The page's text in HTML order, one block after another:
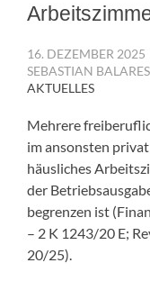
16. DEZEMBER 2025
SEBASTIAN
AKTUELLES
Mehrere
im ansonsten
häusliches
der
begrenzen ist (
– 2 K 1243/20 E;
20/25).